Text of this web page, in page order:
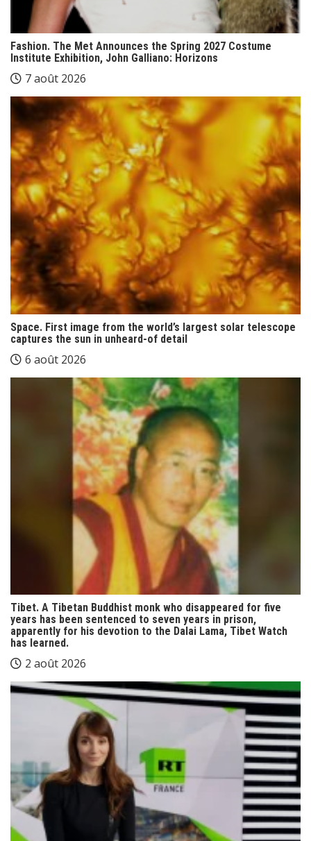
Fashion. The Met Announces the Spring 2027 Costume
Institute Exhibition, John Galliano: Horizons
7 août 2026
Space. First image from the world’s largest solar telescope
captures the sun in unheard-of detail
6 août 2026
Tibet. A Tibetan Buddhist monk who disappeared for five
years has been sentenced to seven years in prison,
apparently for his devotion to the Dalai Lama, Tibet Watch
has learned.
2 août 2026